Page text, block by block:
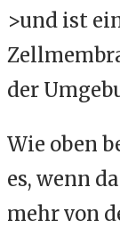
>und ist
der
Wie oben
es, wenn
mehr von